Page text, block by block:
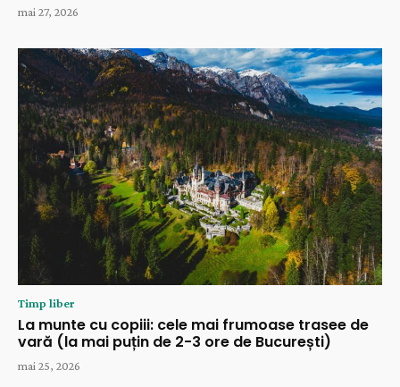
mai 27, 2026
Timp liber
La munte cu copiii: cele mai frumoase trasee de
vară (la mai puțin de 2-3 ore de București)
mai 25, 2026